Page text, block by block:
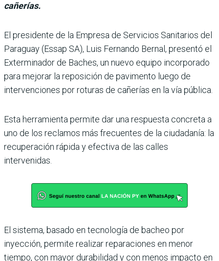
cañerías.
El presidente de la Empresa de Servicios Sanitarios del
Paraguay (Essap SA), Luis Fernando Bernal, presentó el
Exterminador de Baches, un nuevo equipo incorporado
para mejorar la reposición de pavimento luego de
interven­ciones por roturas de cañerías en la vía pública.
Esta herramienta permite dar una respuesta concreta a
uno de los reclamos más frecuen­tes de la ciudadanía: la
recupe­ración rápida y efectiva de las calles
intervenidas.
El sistema, basado en tecno­logía de bacheo por
inyección, permite realizar reparaciones en menor
tiempo, con mayor durabilidad y con menos impacto en